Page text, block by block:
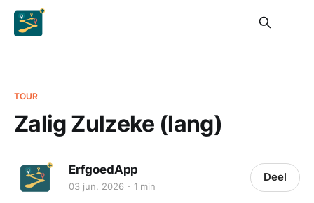
TOUR
Zalig Zulzeke (lang)
ErfgoedApp
03 jun. 2026 1 min
Deel